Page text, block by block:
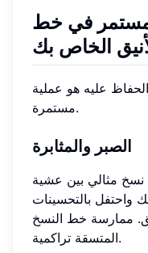
في خط
الخاص بك
عليه هو عملية
مستمرة.
الصبر والمثابرة
مثالي بين عشية
واحتفل بالتحسينات
ممارسة خط النسخ
المتسقة تراكمية.